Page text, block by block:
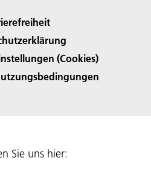
(Cookies)
Sie uns hier: